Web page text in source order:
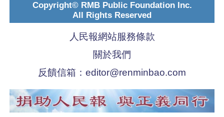
Copyright© RMB Public Foundation Inc.
All Rights Reserved
人民報網站服務條款
關於我們
反饋信箱： editor@renminbao.com